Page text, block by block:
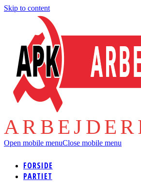
Skip to content
Open mobile menuClose mobile menu
FORSIDE
PARTIET